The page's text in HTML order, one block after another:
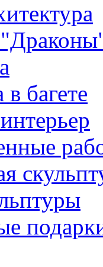
багете